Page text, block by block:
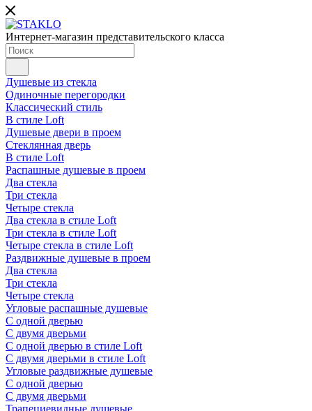
Интернет-магазин представительского класса
Душевые из стекла
Одиночные перегородки
Классический стиль
В стиле Loft
Душевые двери в проем
Стеклянная дверь
В стиле Loft
Распашные душевые в проем
Два стекла
Три стекла
Четыре стекла
Два стекла в стиле Loft
Три стекла в стиле Loft
Четыре стекла в стиле Loft
Раздвижные душевые в проем
Два стекла
Три стекла
Четыре стекла
Угловые распашные душевые
С одной дверью
С двумя дверьми
С одной дверью в стиле Loft
С двумя дверьми в стиле Loft
Угловые раздвижные душевые
С одной дверью
С двумя дверьми
Трапециевидные душевые